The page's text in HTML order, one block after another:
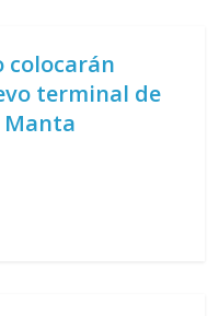
colocarán
terminal de
Manta